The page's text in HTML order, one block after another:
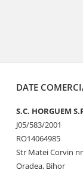
DATE
S.C. HORGUEM
J05/583/2001
RO14064985
Str Matei Corvin
Oradea, Bihor